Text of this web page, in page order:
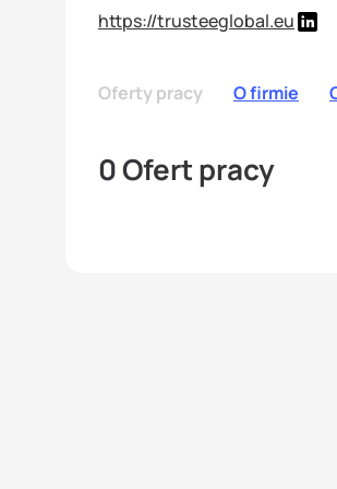
https://trusteeglobal.eu
Oferty pracy O firmie
0 Ofert pracy